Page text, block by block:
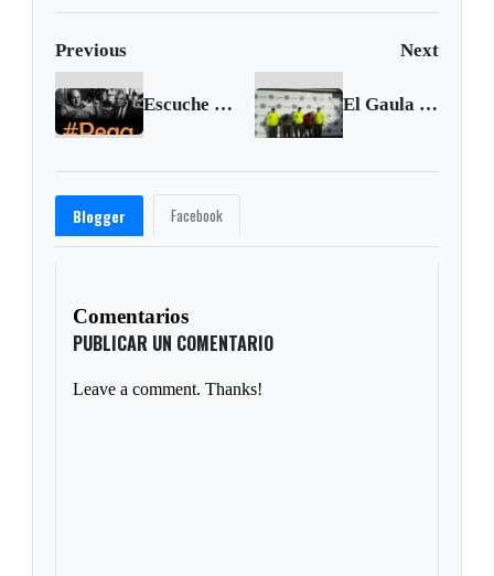
Previous Next
Escuche a Peláez y Gardeazábal en su Pega | Octubre 7 de 2016 El Gaula desarticuló banda de extorsionistas en Bogotá
Blogger Facebook
Comentarios
PUBLICAR UN COMENTARIO
Leave a comment. Thanks!